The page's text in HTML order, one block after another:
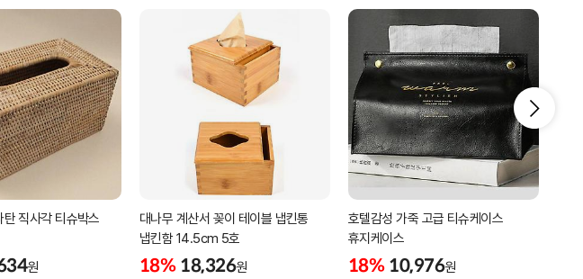
탄 직사각 티슈박스
원
대나무 계산서 꽂이 테이블 냅킨통
냅킨함 14.5cm 5호
18% 18,326원
호텔감성 가죽 고급 티슈케이스
휴지케이스
18% 10,976원